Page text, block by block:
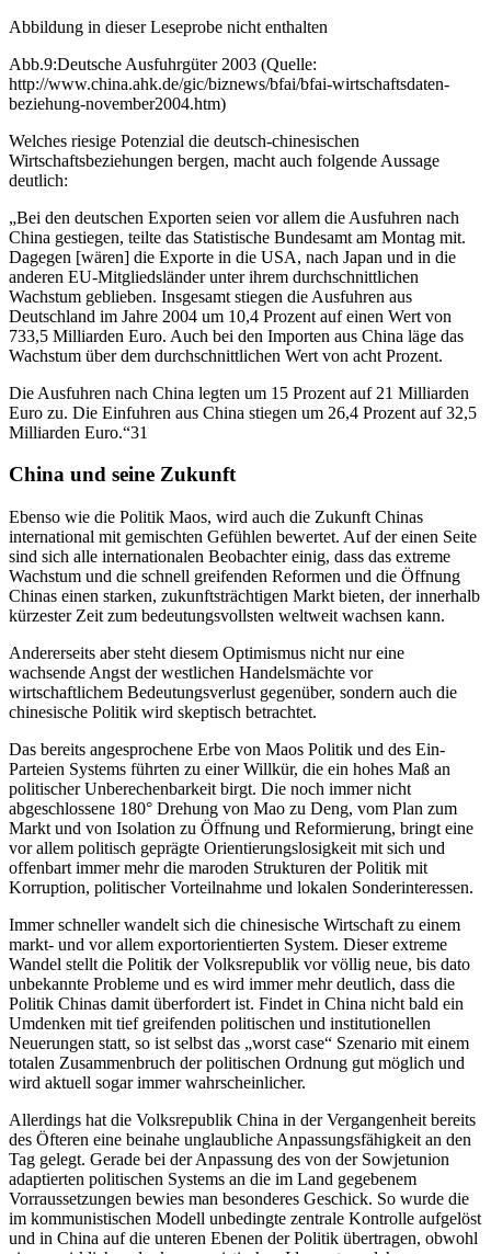
Abbildung in dieser Leseprobe nicht enthalten
Abb.9:Deutsche Ausfuhrgüter 2003 (Quelle:
http://www.china.ahk.de/gic/biznews/bfai/bfai-wirtschaftsdaten-
beziehung-november2004.htm)
Welches riesige Potenzial die deutsch-chinesischen
Wirtschaftsbeziehungen bergen, macht auch folgende Aussage
deutlich:
„Bei den deutschen Exporten seien vor allem die Ausfuhren nach
China gestiegen, teilte das Statistische Bundesamt am Montag mit.
Dagegen [wären] die Exporte in die USA, nach Japan und in die
anderen EU-Mitgliedsländer unter ihrem durchschnittlichen
Wachstum geblieben. Insgesamt stiegen die Ausfuhren aus
Deutschland im Jahre 2004 um 10,4 Prozent auf einen Wert von
733,5 Milliarden Euro. Auch bei den Importen aus China läge das
Wachstum über dem durchschnittlichen Wert von acht Prozent.
Die Ausfuhren nach China legten um 15 Prozent auf 21 Milliarden
Euro zu. Die Einfuhren aus China stiegen um 26,4 Prozent auf 32,5
Milliarden Euro.“31
China und seine Zukunft
Ebenso wie die Politik Maos, wird auch die Zukunft Chinas
international mit gemischten Gefühlen bewertet. Auf der einen Seite
sind sich alle internationalen Beobachter einig, dass das extreme
Wachstum und die schnell greifenden Reformen und die Öffnung
Chinas einen starken, zukunftsträchtigen Markt bieten, der innerhalb
kürzester Zeit zum bedeutungsvollsten weltweit wachsen kann.
Andererseits aber steht diesem Optimismus nicht nur eine
wachsende Angst der westlichen Handelsmächte vor
wirtschaftlichem Bedeutungsverlust gegenüber, sondern auch die
chinesische Politik wird skeptisch betrachtet.
Das bereits angesprochene Erbe von Maos Politik und des Ein-
Parteien Systems führten zu einer Willkür, die ein hohes Maß an
politischer Unberechenbarkeit birgt. Die noch immer nicht
abgeschlossene 180° Drehung von Mao zu Deng, vom Plan zum
Markt und von Isolation zu Öffnung und Reformierung, bringt eine
vor allem politisch geprägte Orientierungslosigkeit mit sich und
offenbart immer mehr die maroden Strukturen der Politik mit
Korruption, politischer Vorteilnahme und lokalen Sonderinteressen.
Immer schneller wandelt sich die chinesische Wirtschaft zu einem
markt- und vor allem exportorientierten System. Dieser extreme
Wandel stellt die Politik der Volksrepublik vor völlig neue, bis dato
unbekannte Probleme und es wird immer mehr deutlich, dass die
Politik Chinas damit überfordert ist. Findet in China nicht bald ein
Umdenken mit tief greifenden politischen und institutionellen
Neuerungen statt, so ist selbst das „worst case“ Szenario mit einem
totalen Zusammenbruch der politischen Ordnung gut möglich und
wird aktuell sogar immer wahrscheinlicher.
Allerdings hat die Volksrepublik China in der Vergangenheit bereits
des Öfteren eine beinahe unglaubliche Anpassungsfähigkeit an den
Tag gelegt. Gerade bei der Anpassung des von der Sowjetunion
adaptierten politischen Systems an die im Land gegebenem
Vorraussetzungen bewies man besonderes Geschick. So wurde die
im kommunistischen Modell unbedingte zentrale Kontrolle aufgelöst
und in China auf die unteren Ebenen der Politik übertragen, obwohl